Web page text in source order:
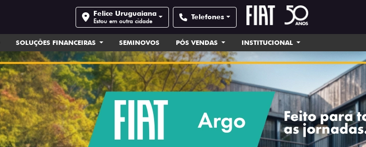
Felice Uruguaiana
Estou em outra cidade Telefones
SOLUÇÕES FINANCEIRAS SEMINOVOS PÓS VENDAS INSTITUCIONAL